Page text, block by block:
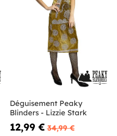
Déguisement Peaky
Blinders - Lizzie Stark
12,99 € 34,99 €